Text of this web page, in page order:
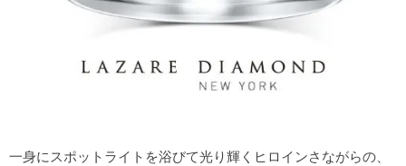
一身にスポットライトを浴びて光り輝くヒロインさながらの、